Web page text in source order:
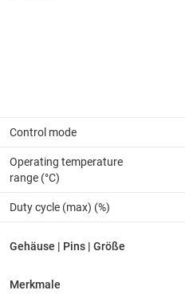
Control mode
Operating temperature
range (°C)
Duty cycle (max) (%)